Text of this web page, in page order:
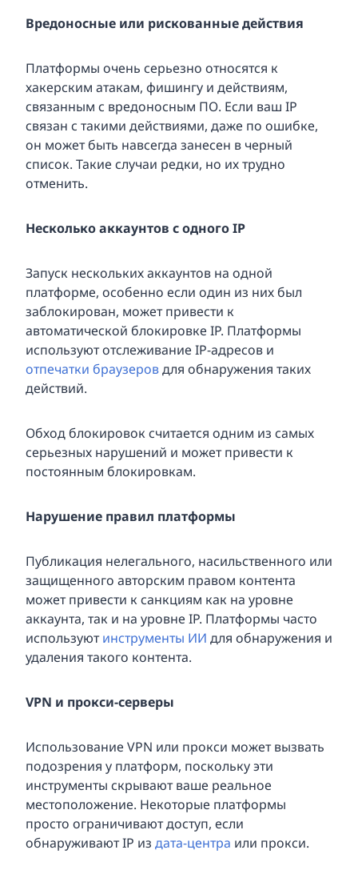
Вредоносные или рискованные действия
Платформы очень серьезно относятся к
хакерским атакам, фишингу и действиям,
связанным с вредоносным ПО. Если ваш IP
связан с такими действиями, даже по ошибке,
он может быть навсегда занесен в черный
список. Такие случаи редки, но их трудно
отменить.
Несколько аккаунтов с одного IP
Запуск нескольких аккаунтов на одной
платформе, особенно если один из них был
заблокирован, может привести к
автоматической блокировке IP. Платформы
используют отслеживание IP-адресов и
отпечатки браузеровдля обнаружения таких
действий.
Обход блокировок считается одним из самых
серьезных нарушений и может привести к
постоянным блокировкам.
Нарушение правил платформы
Публикация нелегального, насильственного или
защищенного авторским правом контента
может привести к санкциям как на уровне
аккаунта, так и на уровне IP. Платформы часто
используютинструменты ИИ для обнаружения и
удаления такого контента.
VPN и прокси-серверы
Использование VPN или прокси может вызвать
подозрения у платформ, поскольку эти
инструменты скрывают ваше реальное
местоположение. Некоторые платформы
просто ограничивают доступ, если
обнаруживают IP из дата-центра или прокси.